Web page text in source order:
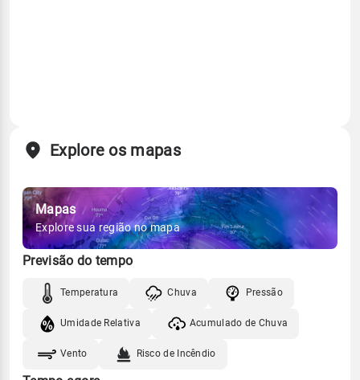
Explore os mapas
Mapas
Explore sua região no mapa
Previsão do tempo
Temperatura Chuva Pressão
Umidade Relativa Acumulado de Chuva
Vento Risco de Incêndio